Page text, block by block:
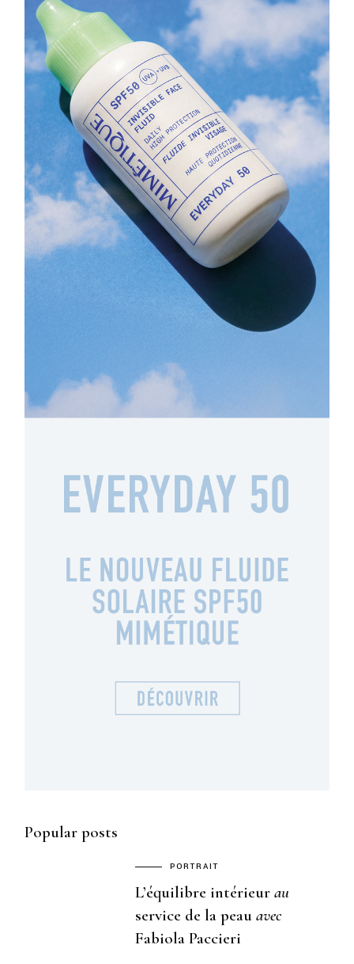
Popular posts
PORTRAIT
L’équilibre intérieurau
service de la peauavec
Fabiola Paccieri